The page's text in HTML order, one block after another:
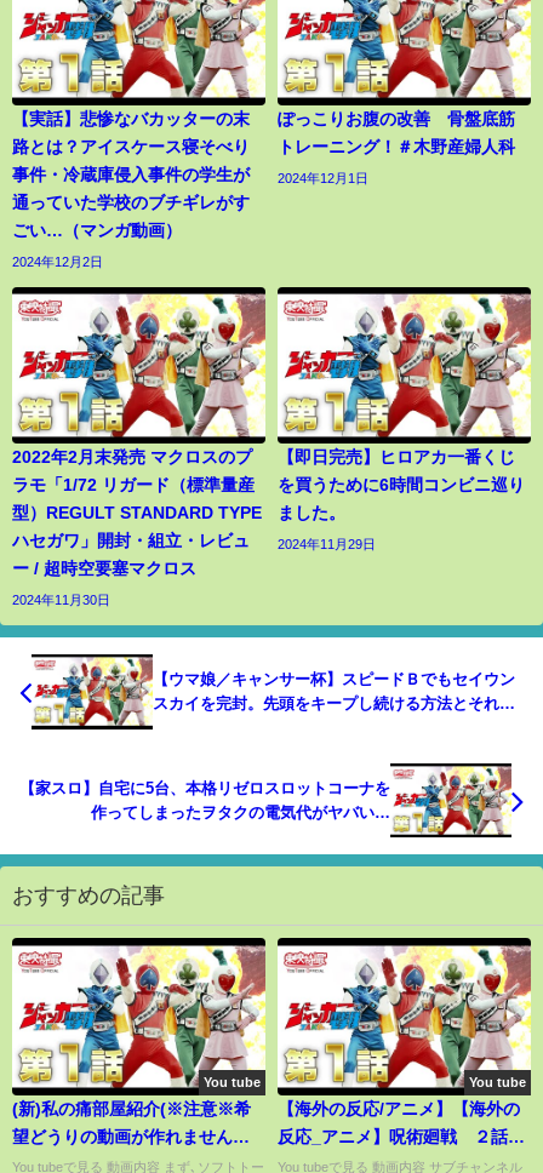
【実話】悲惨なバカッターの末
路とは？アイスケース寝そべり
事件・冷蔵庫侵入事件の学生が
通っていた学校のブチギレがす
ごい…（マンガ動画）
2024年12月2日
ぽっこりお腹の改善 骨盤底筋
トレーニング！＃木野産婦人科
2024年12月1日
2022年2月末発売 マクロスのプ
ラモ「1/72 リガード（標準量産
型）REGULT STANDARD TYPE
ハセガワ」開封・組立・レビュ
ー / 超時空要塞マクロス
2024年11月30日
【即日完売】ヒロアカ一番くじ
を買うために6時間コンビニ巡り
ました。
2024年11月29日
【ウマ娘／キャンサー杯】スピードＢでもセイウン
スカイを完封。先頭をキープし続ける方法とそれに
【家スロ】自宅に5台、本格リゼロスロットコーナを
作ってしまったヲタクの電気代がヤバい…
おすすめの記事
You tube
(新)私の痛部屋紹介(※注意※希
望どうりの動画が作れませんで
した)
You tubeで見る 動画内容 まず､ソフトトー
You tube
【海外の反応/アニメ】【海外の
反応_アニメ】呪術廻戦 ２話
五条悟がカッコ良すぎる件 最
You tubeで見る 動画内容 サブチャンネル